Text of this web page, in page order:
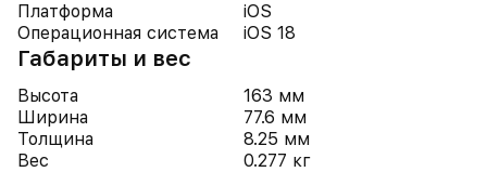
Платформа
iOS
Операционная система
iOS 18
Габариты и вес
Высота
163 мм
Ширина
77.6 мм
Толщина
8.25 мм
Вес
0.277 кг